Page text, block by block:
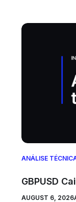
ANÁLISE
GBPUSD
AUGUST 6, 2026